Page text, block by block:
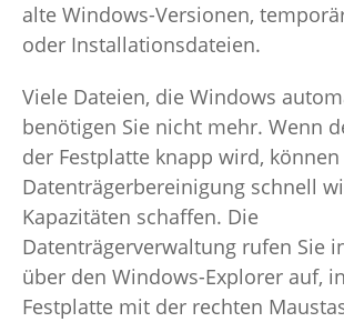
alte Windows-Versionen,
oder Installationsdateien.
Viele Dateien, die Windows
benötigen Sie nicht mehr. Wenn
der Festplatte knapp wird,
Datenträgerbereinigung schnell
Kapazitäten schaffen. Die
Datenträgerverwaltung rufen Sie
über den Windows-Explorer auf,
Festplatte mit der rechten